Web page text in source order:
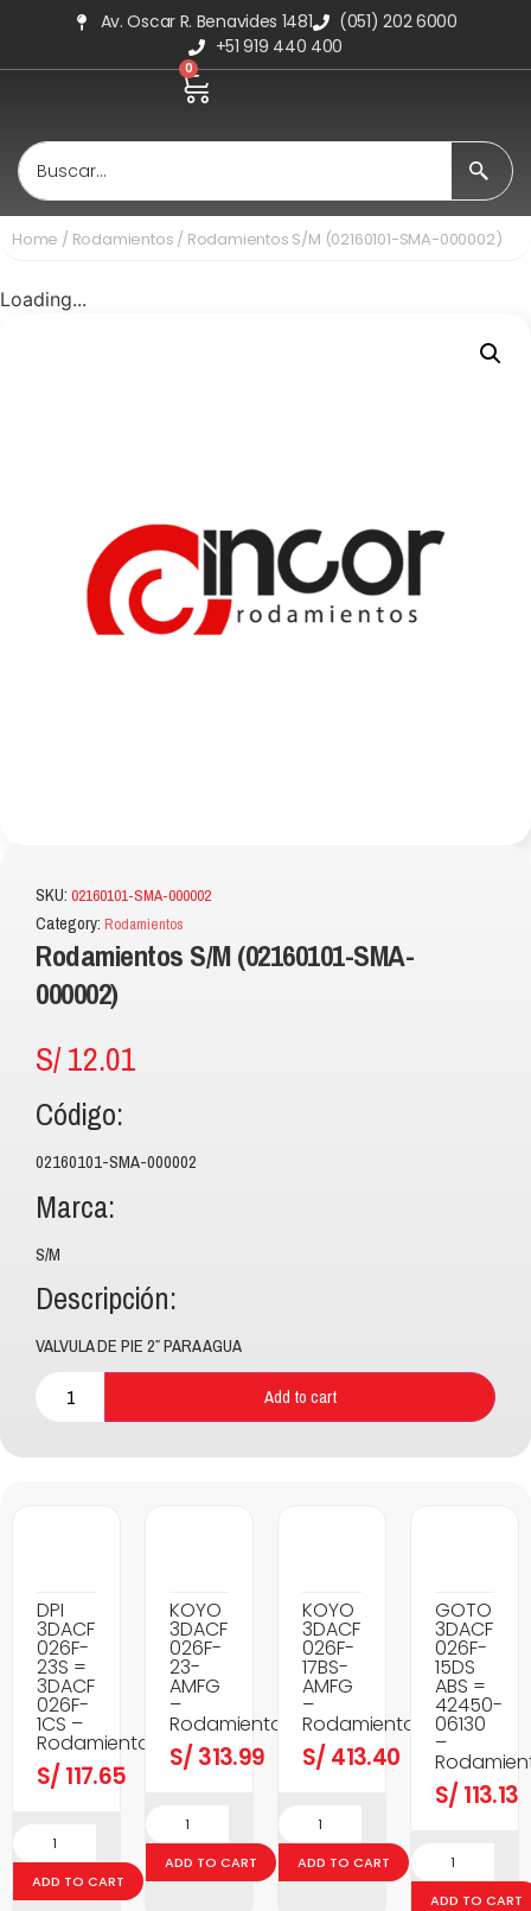
Av. Oscar R. Benavides 1481
(051) 202 6000
+51 919 440 400
0
Home / Rodamientos / Rodamientos S/M (02160101-SMA-000002)
Loading...
SKU: 02160101-SMA-000002
Category: Rodamientos
Rodamientos S/M (02160101-SMA-
000002)
S/12.01
Código:
02160101-SMA-000002
Marca:
S/M
Descripción:
VALVULA DE PIE 2″ PARA AGUA
Add to cart
DPI
3DACF
026F-
23S =
3DACF
026F-
1CS –
Rodamientos
S/ 117.65
ADD TO CART
KOYO
3DACF
026F-
23-
AMFG
–
Rodamientos
S/ 313.99
ADD TO CART
KOYO
3DACF
026F-
17BS-
AMFG
–
Rodamientos
S/ 413.40
ADD TO CART
GOTO
3DACF
026F-
15DS
ABS =
42450-
06130
–
S/ 113.13
ADD TO CART